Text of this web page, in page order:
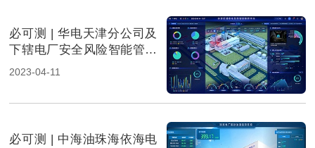
必可测 | 华电天津分公司及
下辖电厂安全风险智能管控
案例
2023-04-11
必可测 | 中海油珠海依海电